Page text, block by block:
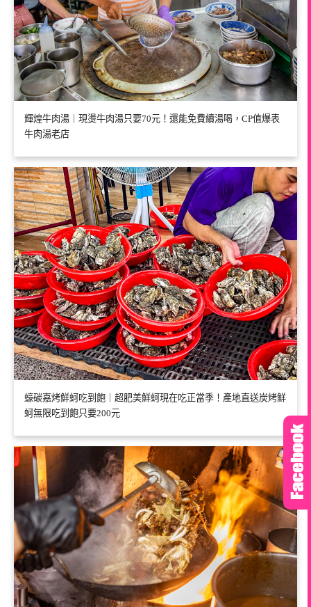
輝煌牛肉湯｜現燙牛肉湯只要70元！還能免費續湯喝，CP值爆表
牛肉湯老店
蠔碳嘉烤鮮蚵吃到飽｜超肥美鮮蚵現在吃正當季！產地直送炭烤鮮
蚵無限吃到飽只要200元